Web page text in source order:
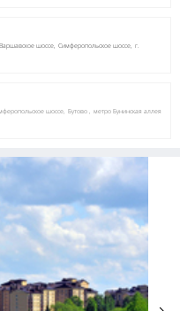
Варшавское шоссе Симферопольское шоссе г.
шоссе Бутово метро Бунинская аллея